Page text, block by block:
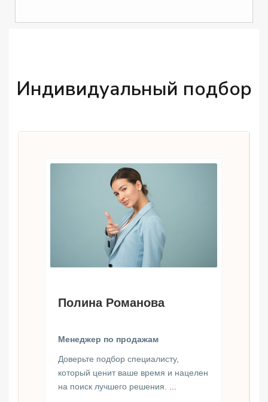
Индивидуальный подбор
Полина Романова
Менеджер по продажам
Доверьте подбор специалисту,
который ценит ваше время и нацелен
на поиск лучшего решения.